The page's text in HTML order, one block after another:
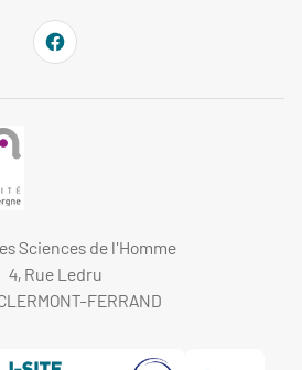
Sciences de l'Homme
4, Rue Ledru
FERRAND